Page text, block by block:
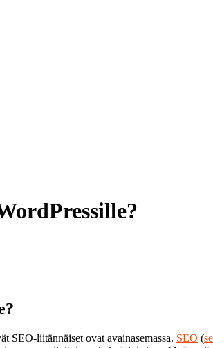
SEO-liitännäiset ovat avainasemassa. SEO (